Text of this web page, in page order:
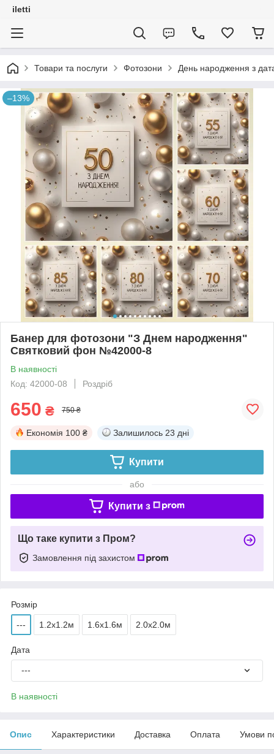
iletti
Товари та послуги Фотозони День народження з
–13%
Банер для фотозони "З Днем народження"
Святковий фон №42000-8
В наявності
Код: 42000-08
Роздріб
650 ₴ 750 ₴
Економія 100 ₴ Залишилось 23 дні
Купити
або
Купити з
Що таке купити з Пром?
Замовлення під захистом
Розмір
--- 1.2x1.2м 1.6x1.6м 2.0x2.0м
Дата
---
В наявності
Опис Характеристики Доставка Оплата Умови